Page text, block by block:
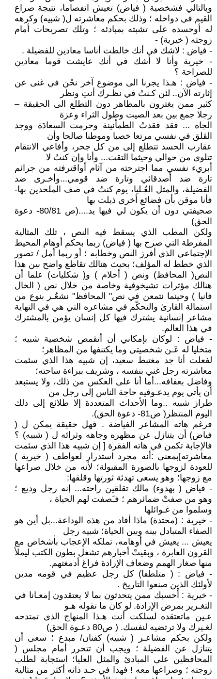
وبالتالي فشخصية ( فياض) تعيش انفصاما، نتيجة صراع
القيم في دواخله ؛ وذلك بحكم معاشرته ل( شبيه) وكرهه
له أوحسده على تشبته بمبادئه ؛ وتلك تصريحات أمام
زوجته ( خيرية) -
- فياض : لاشك في أنك خالطت أناسا معادين للفضيلة .
- خيرية وأنا لا أشك في أنك عايشت قوما معادين
للصراحة ؟
- فياض : هـذا يجرنا الى موضوع آخر نحْن في غنى عن
إثارته الآن.. لئن كـنتُ في نظـرك أنتِ ونظر
كثير ممن يغترون بالمظاهر دون التطلع الى الحقيقة –
رجلا جمع بين بعد الصيت وطول الثراء وعزة
الجاه ... فقد فقدتُ الطمأنينة وحرمت السعادَة ووجد
القلق في نفسي مرتعا خصبا وموطنا صالحا وأن
عقارب الحسد تتطلع إلى من كل جحر، وأفاعي الانتقام
تتلوى من حوالي وحيثما التقت... وأنا وإن كنتُ لا
أبريء نفسي مما اجترحته من آثام أواقترفته من جرائم
تارة ضد أصدقائي وتارة ضد قومي...وأخـرى ضد
الفضيلة، والمثل العُـليا، يوم كنتُ في صف الملحدين بها-
فأنا موقن بأن فضائع أخرى ذيلت بها
صحيفتي دون أن يكون لي فيها يد....(ص 80/81- دعوة
الحق)
ولكن المطب الذي يسقط فيه النص ، تلك المثالية
المفرطة التي صرح بها ( فياض) ربما بحكم أوهام المحيط
الإجتماعي الذي أفرز النص وخطابه ؛ أو ربما أمل / تصور
الذي خطط له المؤلف؛ بحيث هنالك تقاطع واضح بين هذا
النص( المحافظ) ونص ( أحلام ) و( شكليات) علما أن
هنالك مؤثرات تشيخوفية وخاصة من خلال نص ( الخال
فانيا ) وحينما نتمعن في نص" المحافظ" نشعُـر بنوع من
استمالة القارئ والتحكّم في مشاعره التي هي في النهاية
مشاعر إنسانية يشترك فيها كل إنسان يؤمن بالمشترك
في هذا العالم.
- فياض : لوكان بإمكاني أن أتقمص شخصية شبيه ؛
متخليا له عَـن شخصيتي وما يكتنفها من المظاهر؛
لفعلت أنا جد مغتبط سعيد، إن شبيه هذا الذي سئمت
معاشرته رجل غني بنفسه ، وشريف ببراءة ساحته؛
وفاضل بعفافه...أما أنا على العكس من ذلك، ولا يستبعد
أن يأتي يوم يدعـوفيه حاجة الناس إلى رجل من
طراز شبيه ..وما الأحداث المتعددة إلا طلائع إلى ذلك
اليوم المنتظر( ص81- دعوة الحق).
فرغم هاته المشاعر الفياضة . فهل حقيقة يمكن ل (
فياض) أن يتنازل عن مظهره وجاهه وثرائه ل ( شبيه) ؟
فالإجابة تكمن في هاته الفقرة [ إن شبيه هذا الذي سئمت
معاشرته]بمعنى :أنه مجرد استدرار لعواطف ( خيرية )
للعودة لزوجها بالصورة المقبولة؛ لأنه من خلال صراعها
مع زوجها؛ وهو يسعى تهدئة ثورتها وقلقها:
- فياض ( بهدوء) مالك تقلقين راحته... إنه رجل وديع ؛
وهو من صفتْ ضمائرهم ؛ فـَصفت لهم الحياة ،
وسلموا من غـوائلها
- خيرية : (محتدة) ماذا أفاد من هذه الوداعة...بل أين هو
الصفاء المتبادل بينه وبين الحياة؛ شبيه رجل
يعيش ... يعيش في أوهامه، تملكه الإعجاب بأشخاص مع
القرون الغابرة ، وبقيتْ أخبارهم تشغل بطون الكتب ليملأ
منها صغار الهمم وضعاف الإرادة فراغ أدمغتهم.
- فياض : ( متلطفا) كل رجل عظيم في قومه مدين
لأولئك الذين صنعوا التاريخ .
- خيرية : أحسبك ممن يتحدثون بما لا يعتقدون إمعـانا في
التغـرير بمرض الإرادة. لو كان ما تقوله هـو
عـين ماتعتقده لسلكت أنت هـذا المنهاج الذي تمتدحه
لغـيرك ولا ترتضيه لنفسك. ( ص80 دعـوة الحق)
ولكن بحكم مشاعـر ( شبيه) كفنان/ مبدع ؛ سعى أن
يتنازل عن الفضيلة ؛ ويجب أن تتحرر أمام مجلس (
المحافظين على المبادئ والمثل العليا؛ استجابة لطلب
زوجته ؛ وصراعها معه ! فهذا في حـد ذاته أكثر من مثالية